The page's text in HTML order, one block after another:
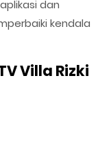
dan
kendala
Villa Rizki